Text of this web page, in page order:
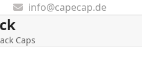
info@capecap.de
Caps